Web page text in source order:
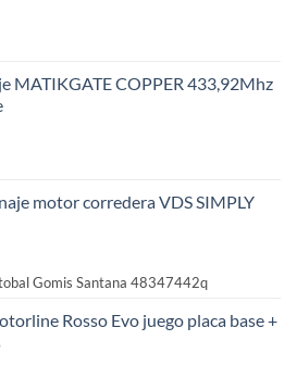
MATIKGATE COPPER 433,92Mhz
motor corredera VDS SIMPLY
Gomis Santana 48347442q
Rosso Evo juego placa base +